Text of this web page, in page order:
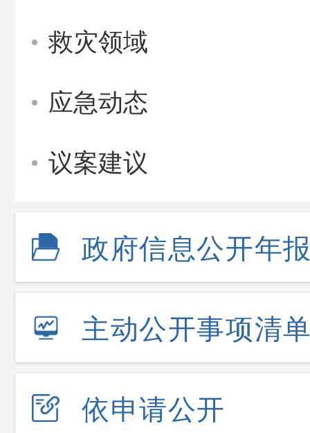
救灾领域
应急动态
议案建议
政府信息公开年
主动公开事项清
依申请公开